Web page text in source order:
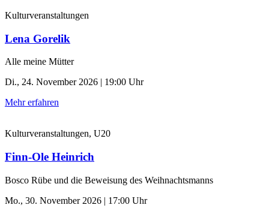
Kulturveranstaltungen
Lena Gorelik
Alle meine Mütter
Di., 24. November 2026 | 19:00 Uhr
Mehr erfahren
Kulturveranstaltungen, U20
Finn-Ole Heinrich
Bosco Rübe und die Beweisung des Weihnachtsmanns
Mo., 30. November 2026 | 17:00 Uhr